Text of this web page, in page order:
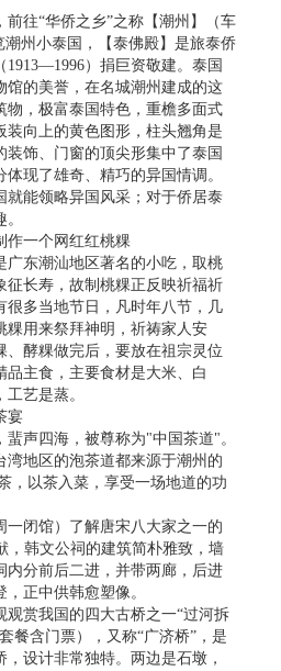
前往“华侨之乡”之称【潮州】（车
潮州小泰国，【泰佛殿】是旅泰侨
1913—1996）捐巨资敬建。泰国
馆的美誉，在名城潮州建成的这
物，极富泰国特色，重檐多面式
装向上的黄色图形，柱头翘角是
装饰、门窗的顶尖形集中了泰国
现了雄奇、精巧的异国情调。
就能领略异国风采；对于侨居泰
作一个网红红桃粿
广东潮汕地区著名的小吃，取桃
征长寿，故制桃粿正反映祈福祈
很多当地节日，凡时年八节，几
粿用来祭拜神明，祈祷家人安
、酵粿做完后，要放在祖宗灵位
品主食，主要食材是大米、白
艺是蒸。
宴
声四海，被尊称为"中国茶道"。
湾地区的泡茶道都来源于潮州的
，以茶入菜，享受一场地道的功
一闭馆）了解唐宋八大家之一的
，韩文公祠的建筑简朴雅致，墙
内分前后二进，并带两廊，后进
正中供韩愈塑像。
观赏我国的四大古桥之一“过河拆
餐含门票），又称“广济桥”，是
设计非常独特。两边是石墩，